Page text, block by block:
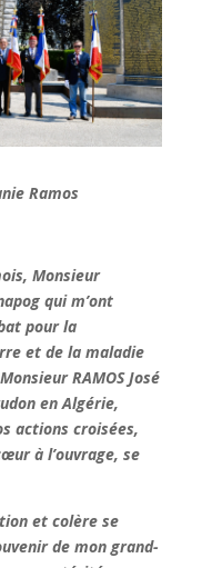
Ramos
Monsieur
qui m’ont
pour la
et de la maladie
RAMOS José
en Algérie,
actions croisées,
à l’ouvrage, se
et colère se
de mon grand-